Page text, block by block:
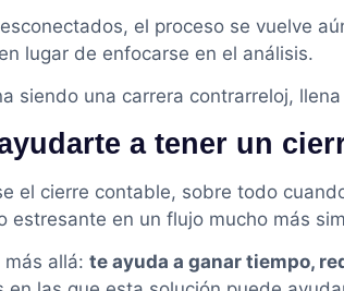
el proceso se vuelve
lugar de enfocarse en el análisis.
siendo una carrera contrarreloj,
a tener un
el cierre contable, sobre todo
estresante en un flujo mucho más
allá: te ayuda a ganar tiempo,